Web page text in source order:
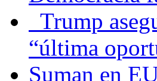
Trump
“última
Suman en